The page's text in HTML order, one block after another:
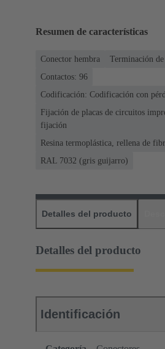
Resumen de características
Conector hembra
Terminación de
Contactos: 96
Codificación: Codificación con
Fijación de placas de circuitos
fijación
Resina termoplástica, rellena de
RAL 7032 (gris guijarro)
Detalles del producto
Detalles del producto
Identificación